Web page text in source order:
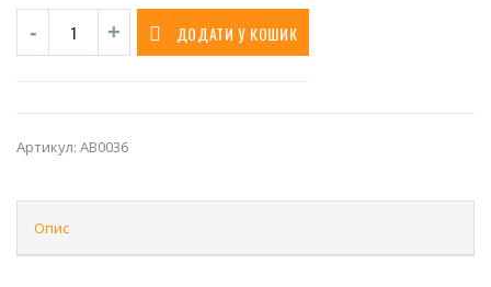
ДОДАТИ У КОШИК
Артикул: AB0036
Опис